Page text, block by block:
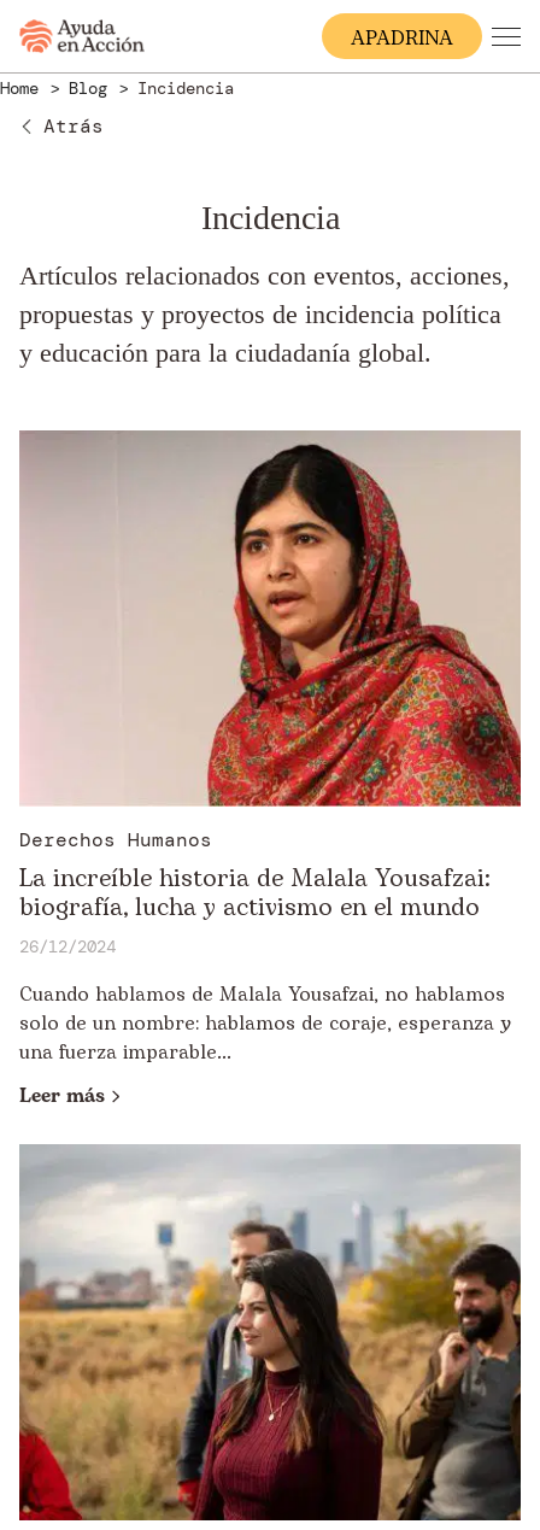
APADRINA
Home Blog Incidencia
Atrás
Incidencia
Artículos relacionados con eventos, acciones,
propuestas y proyectos de incidencia política
y educación para la ciudadanía global.
Derechos Humanos
La increíble historia de Malala Yousafzai:
biografía, lucha y activismo en el mundo
26/12/2024
Cuando hablamos de Malala Yousafzai, no hablamos
solo de un nombre: hablamos de coraje, esperanza y
una fuerza imparable...
Leer más